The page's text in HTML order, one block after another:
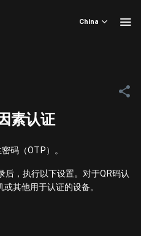
China
素认证
码（OTP）。
后，执行以下设置。对于QR码认
其他用于认证的设备。